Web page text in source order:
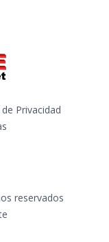
Privacidad
reservados